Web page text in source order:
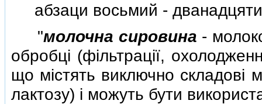
абзаци восьмий -
"молочна сировина -
обробцi (фiльтрацiї,
що мiстять виключно складовi
лактозу) i можуть бути